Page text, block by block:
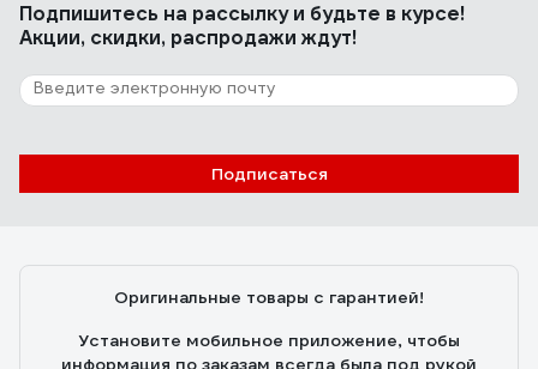
Подпишитесь на рассылкуи будьте в курсе!
Акции, скидки, распродажи ждут!
Подписаться
Оригинальные товары с гарантией!
Установите мобильное приложение, чтобы
информация по заказам всегда была под рукой